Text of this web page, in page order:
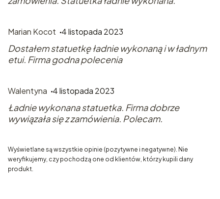
Marian Kocot 4 listopada 2023
Dostałem statuetkę ładnie wykonaną i w ładnym
etui. Firma godna polecenia
Walentyna 4 listopada 2023
Ładnie wykonana statuetka. Firma dobrze
wywiązała się z zamówienia. Polecam.
Wyświetlane są wszystkie opinie (pozytywne i negatywne). Nie
weryfikujemy, czy pochodzą one od klientów, którzy kupili dany
produkt.